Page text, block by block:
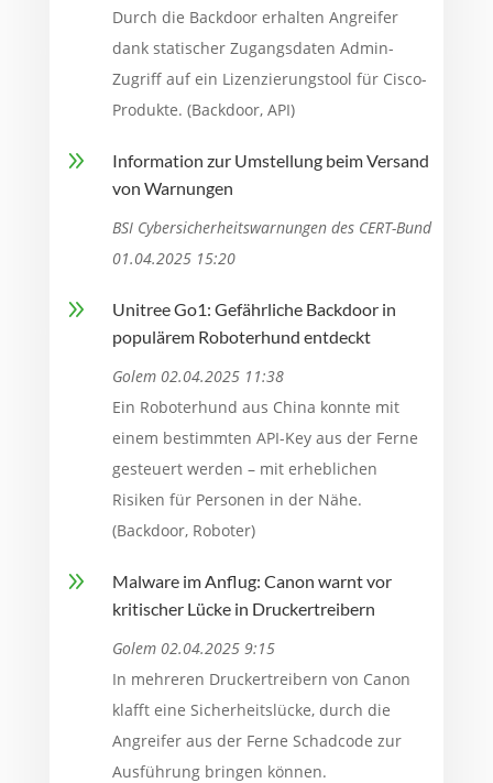
Durch die Backdoor erhalten Angreifer
dank statischer Zugangsdaten Admin-
Zugriff auf ein Lizenzierungstool für Cisco-
Produkte. (Backdoor, API)
9
Information zur Umstellung beim Versand
von Warnungen
BSI Cybersicherheitswarnungen des CERT-Bund
01.04.2025 15:20
9
Unitree Go1: Gefährliche Backdoor in
populärem Roboterhund entdeckt
Golem 02.04.2025 11:38
Ein Roboterhund aus China konnte mit
einem bestimmten API-Key aus der Ferne
gesteuert werden – mit erheblichen
Risiken für Personen in der Nähe.
(Backdoor, Roboter)
9
Malware im Anflug: Canon warnt vor
kritischer Lücke in Druckertreibern
Golem 02.04.2025 9:15
In mehreren Druckertreibern von Canon
klafft eine Sicherheitslücke, durch die
Angreifer aus der Ferne Schadcode zur
Ausführung bringen können.